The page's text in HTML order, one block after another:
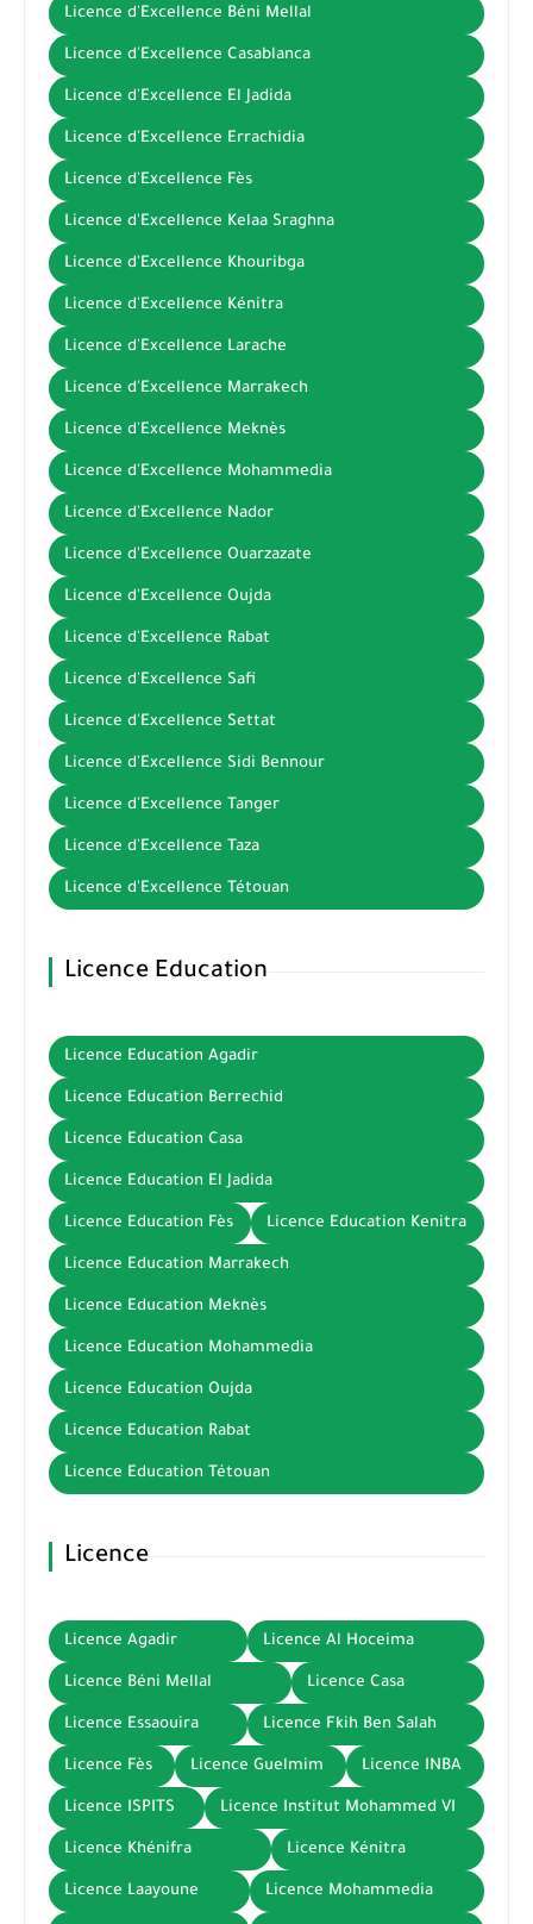
Licence d'Excellence Béni Mellal
Licence d'Excellence Casablanca
Licence d'Excellence El Jadida
Licence d'Excellence Errachidia
Licence d'Excellence Fès
Licence d'Excellence Kelaa Sraghna
Licence d'Excellence Khouribga
Licence d'Excellence Kénitra
Licence d'Excellence Larache
Licence d'Excellence Marrakech
Licence d'Excellence Meknès
Licence d'Excellence Mohammedia
Licence d'Excellence Nador
Licence d'Excellence Ouarzazate
Licence d'Excellence Oujda
Licence d'Excellence Rabat
Licence d'Excellence Safi
Licence d'Excellence Settat
Licence d'Excellence Sidi Bennour
Licence d'Excellence Tanger
Licence d'Excellence Taza
Licence d'Excellence Tétouan
Licence Education
Licence Education Agadir
Licence Education Berrechid
Licence Education Casa
Licence Education El Jadida
Licence Education Fès Licence Education Kenitra
Licence Education Marrakech
Licence Education Meknès
Licence Education Mohammedia
Licence Education Oujda
Licence Education Rabat
Licence Education Tétouan
Licence
Licence Agadir Licence Al Hoceima
Licence Béni Mellal Licence Casa
Licence Essaouira Licence Fkih Ben Salah
Licence Fès Licence Guelmim Licence INBA
Licence ISPITS Licence Institut Mohammed VI
Licence Khénifra Licence Kénitra
Licence Laayoune Licence Mohammedia